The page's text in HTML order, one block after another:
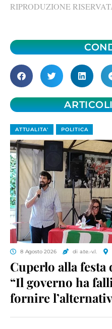
RIPRODUZIONE
ATTUALITA' POLITICA
8 Agosto 2026 di a.te.-v.l.
Cuperlo alla festa
“Il governo ha
fornire